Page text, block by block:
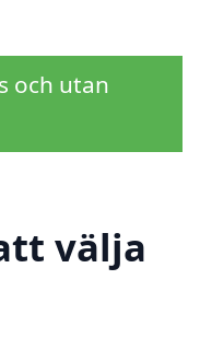
och utan
välja